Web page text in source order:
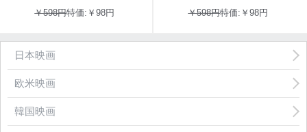
￥598円特価:￥98円
￥598円特価:￥98円
日本映画
欧米映画
韓国映画